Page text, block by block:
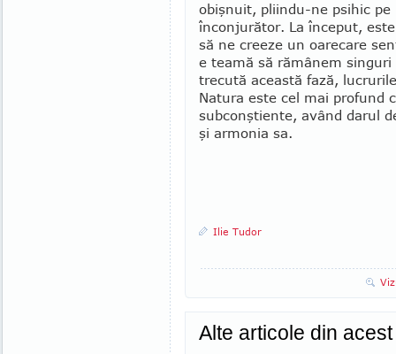
obişnuit, pliindu-ne psihic
înconjurător. La început,
să ne creeze un oare­care
e teamă să rămânem
trecută această fază,
Natura este cel mai profund
subconştiente, având darul
şi armonia sa.
Ilie Tudor
Alte articole din